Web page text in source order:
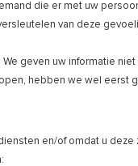
die er met uw
van deze
geven uw informatie
hebben we wel eerst
en/of omdat u deze